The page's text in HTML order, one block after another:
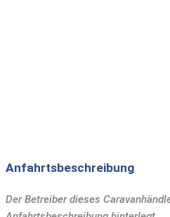
Anfahrtsbeschreibung
Der Betreiber dieses